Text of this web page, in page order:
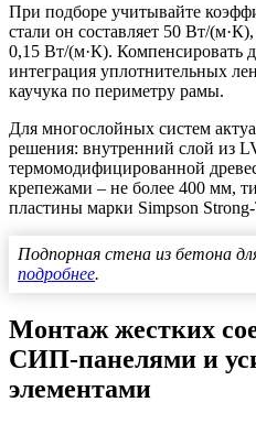
При подборе учитывайте
стали он составляет 50 Вт/
0,15 Вт/(м·К). Компенсировать
интеграция уплотнительных
каучука по периметру рамы.
Для многослойных систем
решения: внутренний слой из
термомодифицированной
крепежами – не более 400 мм,
пластины марки Simpson
Подпорная стена из бетона
подробнее.
Монтаж жестких
СИП-панелями и
элементами